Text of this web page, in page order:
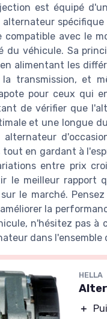
est équipé
alternateur
avec le
du véhicule. Sa
alimentant les
transmission, et
pour ceux qui
de vérifier que
et une longue
alternateur
en gardant à
entre prix
le meilleur rapport
le marché.
la
n'hésitez pas à
dans l'ensemble
HELLA
＋